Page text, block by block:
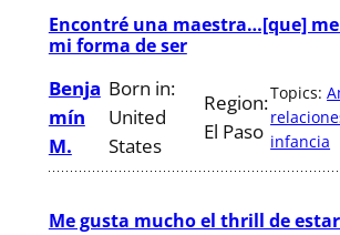
Encontré una maestra…[que]
mi forma de ser
Benja
mín
M.
Born in:
United
States
Region:
El Paso
Topics:
infancia
Me gusta mucho el thrill de